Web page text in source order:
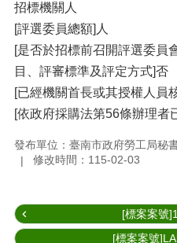
招標機關人
[評選委員總額]人
[是否於招標前召開評選委員
目、評審標準及評定方式]否
[已經機關首長或其授權人員
[依政府採購法第56條辦理者
發布單位：臺南市政府勞工局秘
修改時間：115-02-03
[標案案號
[標案案號